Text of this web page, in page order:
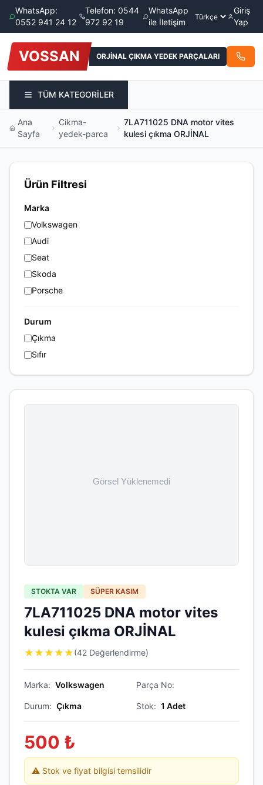
WhatsApp:
0552 941 24 12
Telefon: 0544
972 92 19
WhatsApp
ile İletişim
Giriş
Yap
VOSSAN ORJİNAL ÇIKMA YEDEK PARÇALARI
TÜM KATEGORİLER
Ana
Sayfa
Cikma-
yedek-parca
7LA711025 DNA motor vites
kulesi çıkma ORJİNAL
Ürün Filtresi
Marka
Volkswagen
Audi
Seat
Skoda
Porsche
Durum
Çıkma
Sıfır
STOKTA VAR SÜPER KASIM
7LA711025 DNA motor vites
kulesi çıkma ORJİNAL
★ ★ ★ ★ ★(42 Değerlendirme)
Marka: Volkswagen Parça No:
Durum: Çıkma Stok: 1 Adet
500 ₺
⚠️ Stok ve fiyat bilgisi temsilidir